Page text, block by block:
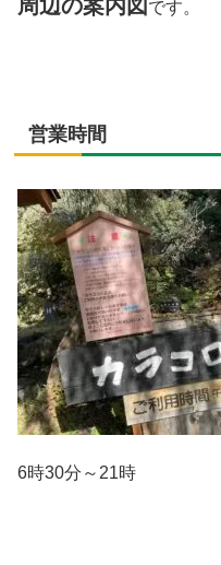
周辺の案内図 です。
営業時間
6時30分～21時